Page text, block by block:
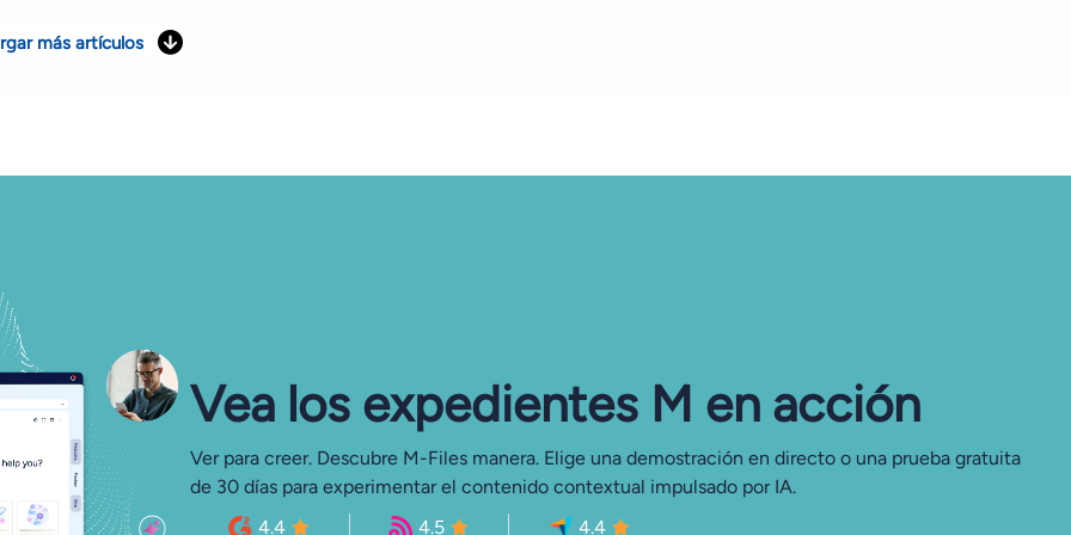
más artículos
Vea los expedientes M en acción
Ver para creer. Descubre M-Files manera. Elige una demostración en directo o una prueba gratuita
de 30 días para experimentar el contenido contextual impulsado por IA.
4.4
4.5 4.4